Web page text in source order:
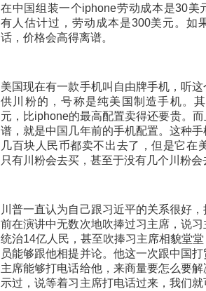
在中国组装一个iphone劳动成本是30美
有人估计过，劳动成本是300美元。如
话，价格会高得离谱。
美国现在有一款手机叫自由牌手机，听
供川粉的，号称是纯美国制造手机。
元，比iphone的最高配置卖得还要贵。
谱，就是中国几年前的手机配置。这种
几百块人民币都卖不出去了，但是它在
只有川粉会去买，甚至于没有几个川粉会
川普一直认为自己跟习近平的关系很好
前在演讲中无数次地吹捧过习主席，说
统治14亿人民，甚至吹捧习主席相貌堂
员能够跟他相提并论。他这一次跟中国
主席能够打电话给他，来商量要怎么要
示过，说等着习主席打电话过来，我们